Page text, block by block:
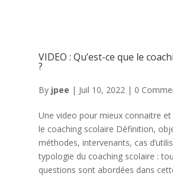
VIDEO : Qu’est-ce que le
?
By jpee | Juil 10, 2022 | 0
Une video pour mieux connaitre
le coaching scolaire Définition,
méthodes, intervenants, cas
typologie du coaching scolaire :
questions sont abordées dans